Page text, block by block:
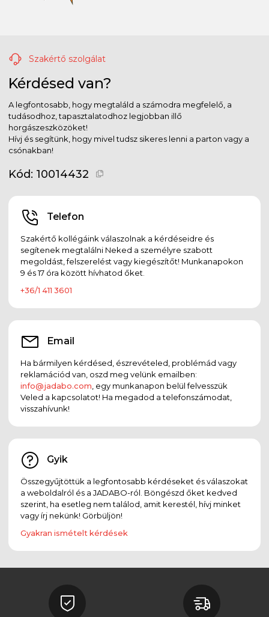
Szakértő szolgálat
Kérdésed van?
A legfontosabb, hogy megtaláld a számodra megfelelő, a
tudásodhoz, tapasztalatodhoz legjobban illő
horgászeszközöket!
Hívj és segítünk, hogy mivel tudsz sikeres lenni a parton vagy a
csónakban!
Kód: 10014432
Telefon
Szakértő kollégáink válaszolnak a kérdéseidre és
segítenek megtalálni Neked a személyre szabott
megoldást, felszerelést vagy kiegészítőt! Munkanapokon
9 és 17 óra között hívhatod őket.
+36/1 411 3601
Email
Ha bármilyen kérdésed, észrevételed, problémád vagy
reklamációd van, oszd meg velünk emailben:
info@jadabo.com , egy munkanapon belül felvesszük
Veled a kapcsolatot! Ha megadod a telefonszámodat,
visszahívunk!
Gyik
Összegyűjtöttük a legfontosabb kérdéseket és válaszokat
a weboldalról és a JADABO-ról. Böngészd őket kedved
szerint, ha esetleg nem találod, amit kerestél, hívj minket
vagy írj nekünk! Görbüljön!
Gyakran ismételt kérdések